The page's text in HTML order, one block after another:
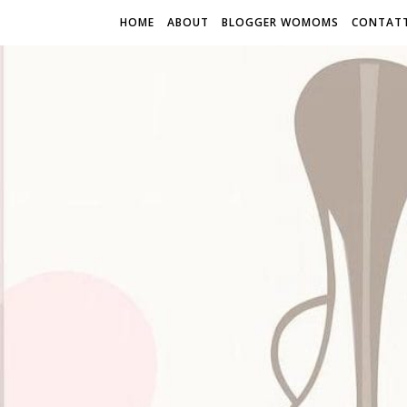
HOME ABOUT BLOGGER WOMOMS